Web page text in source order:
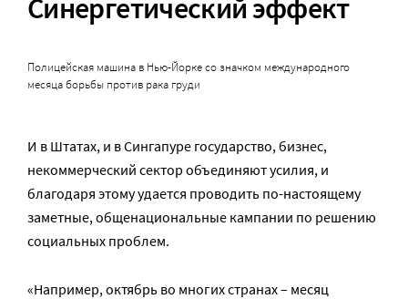
Синергетический эффект
Полицейская машина в Нью-Йорке со значком международного
месяца борьбы против рака груди
И в Штатах, и в Сингапуре государство, бизнес,
некоммерческий сектор объединяют усилия, и
благодаря этому удается проводить по-настоящему
заметные, общенациональные кампании по решению
социальных проблем.
«Например, октябрь во многих странах – месяц